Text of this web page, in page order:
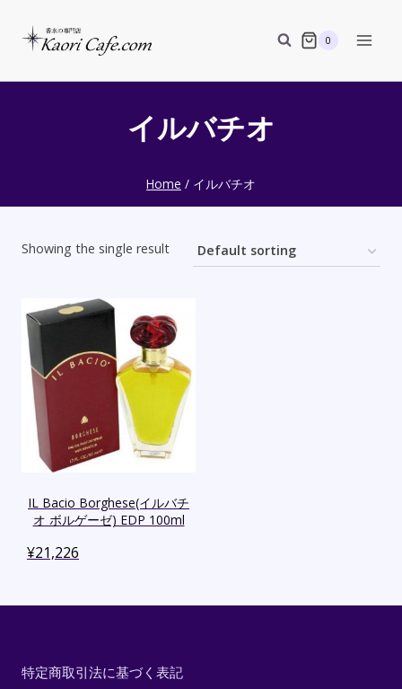
0
イルバチオ
Home / イルバチオ
Showing the single result
IL Bacio Borghese(イルバチ
オ ボルゲーゼ) EDP 100ml
¥21,226
特定商取引法に基づく表記